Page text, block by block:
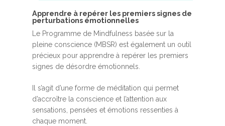
A​pprendre à repérer les premiers signes de
perturbations émotionnelles
Le Programme de Mindfulness basée sur la
pleine conscience (MBSR) est également un outil
précieux pour apprendre à repérer les premiers
signes de désordre émotionnels.
Il s’agit d’une forme de méditation qui permet
d’accroître la conscience et l’attention aux
sensations, pensées et émotions ressenties à
chaque moment.